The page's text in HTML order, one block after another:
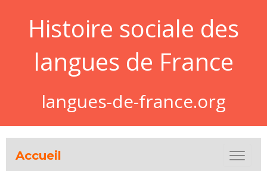
Histoire sociale des
langues de France
langues-de-france.org
Accueil